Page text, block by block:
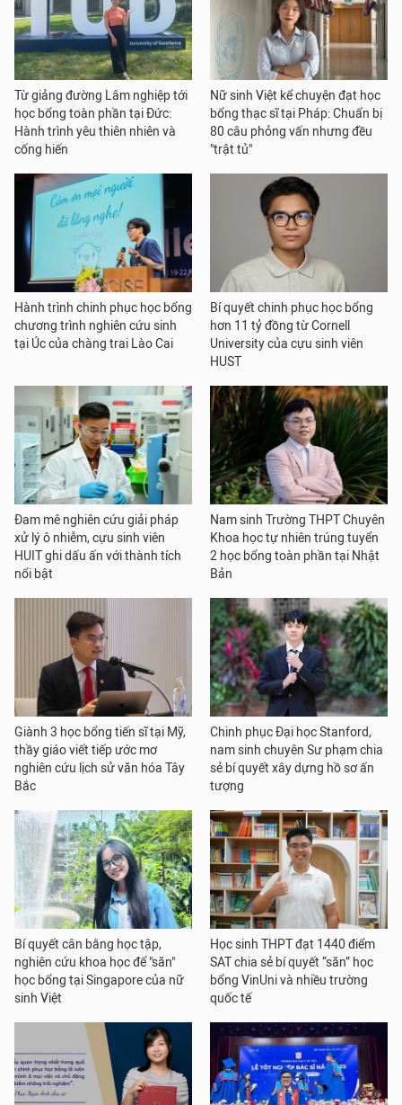
Từ giảng đường Lâm nghiệp tới
học bổng toàn phần tại Đức:
Hành trình yêu thiên nhiên và
cống hiến
Nữ sinh Việt kể chuyện đạt học
bổng thạc sĩ tại Pháp: Chuẩn bị
80 câu phỏng vấn nhưng đều
"trật tủ"
Hành trình chinh phục học bổng
chương trình nghiên cứu sinh
tại Úc của chàng trai Lào Cai
Bí quyết chinh phục học bổng
hơn 11 tỷ đồng từ Cornell
University của cựu sinh viên
HUST
Đam mê nghiên cứu giải pháp
xử lý ô nhiễm, cựu sinh viên
HUIT ghi dấu ấn với thành tích
nổi bật
Nam sinh Trường THPT Chuyên
Khoa học tự nhiên trúng tuyển
2 học bổng toàn phần tại Nhật
Bản
Giành 3 học bổng tiến sĩ tại Mỹ,
thầy giáo viết tiếp ước mơ
nghiên cứu lịch sử văn hóa Tây
Bắc
Chinh phục Đại học Stanford,
nam sinh chuyên Sư phạm chia
sẻ bí quyết xây dựng hồ sơ ấn
tượng
Bí quyết cân bằng học tập,
nghiên cứu khoa học để "săn"
học bổng tại Singapore của nữ
sinh Việt
Học sinh THPT đạt 1440 điểm
SAT chia sẻ bí quyết “săn” học
bổng VinUni và nhiều trường
quốc tế